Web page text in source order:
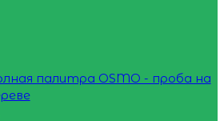
палитра OSMO - проба на